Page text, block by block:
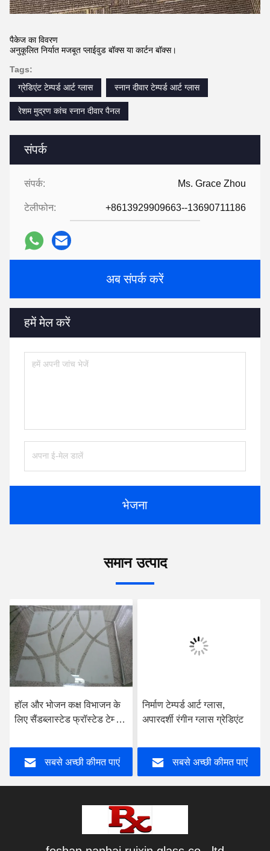
संपर्क
संपर्क: Ms. Grace Zhou
टेलीफोन: +8613929909663--13690711186
अब संपर्क करें
हमें मेल करें
भेजना
पैकेज का विवरण
अनुकूलित निर्यात मजबूत प्लाईवुड बॉक्स या कार्टन बॉक्स।
Tags:
ग्रेडिएंट टेम्पर्ड आर्ट ग्लास
स्नान दीवार टेम्पर्ड आर्ट ग्लास
रेशम मुद्रण कांच स्नान दीवार पैनल
समान उत्पाद
हॉल और भोजन कक्ष विभाजन के
लिए सैंडब्लास्टेड फ्रॉस्टेड टेम्पर्ड
सबसे अच्छी कीमत पाएं
निर्माण टेम्पर्ड आर्ट ग्लास,
अपारदर्शी रंगीन ग्लास ग्रेडिएंट
सबसे अच्छी कीमत पाएं